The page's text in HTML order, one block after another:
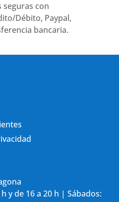
seguras con
Débito, Paypal,
bancaria.
y de 16 a 20 h | Sábados: